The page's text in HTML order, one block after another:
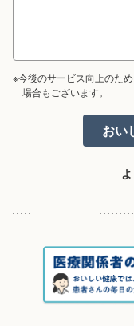
※今後のサービス向上のた
場合もございます。